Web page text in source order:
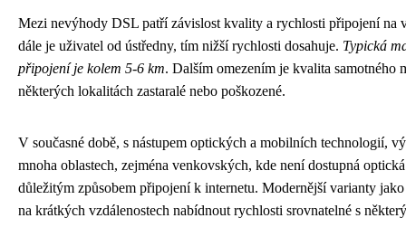
Mezi nevýhody DSL patří závislost kvality a rychlosti připojení na
dále je uživatel od ústředny, tím nižší rychlosti dosahuje. Typická
připojení je kolem 5-6 km. Dalším omezením je kvalita samotného
některých lokalitách zastaralé nebo poškozené.
V současné době, s nástupem optických a mobilních technologií,
mnoha oblastech, zejména venkovských, kde není dostupná
důležitým způsobem připojení k internetu. Modernější varianty
na krátkých vzdálenostech nabídnout rychlosti srovnatelné s